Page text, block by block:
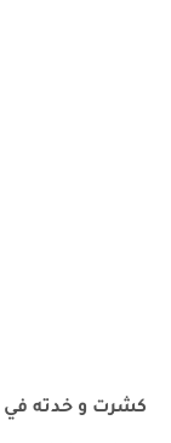
كشرت و خدته في